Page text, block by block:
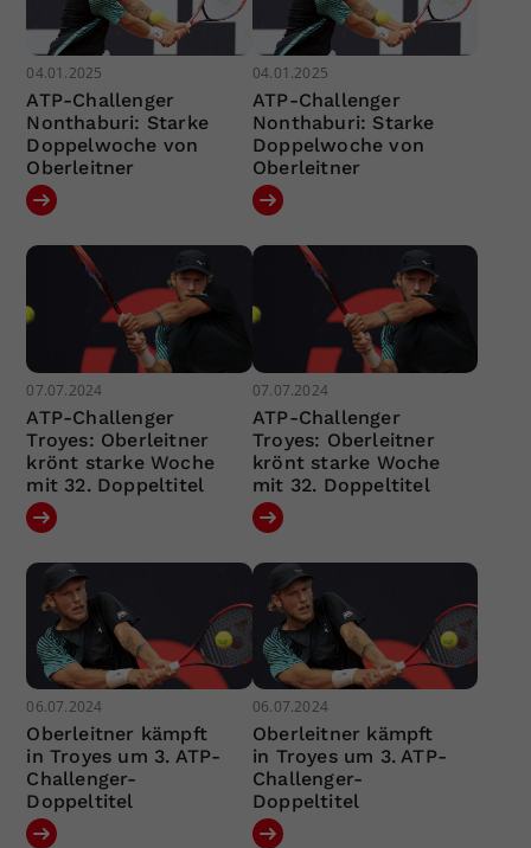
04.01.2025
ATP-Challenger
Nonthaburi: Starke
Doppelwoche von
Oberleitner
04.01.2025
ATP-Challenger
Nonthaburi: Starke
Doppelwoche von
Oberleitner
07.07.2024
ATP-Challenger
Troyes: Oberleitner
krönt starke Woche
mit 32. Doppeltitel
07.07.2024
ATP-Challenger
Troyes: Oberleitner
krönt starke Woche
mit 32. Doppeltitel
06.07.2024
Oberleitner kämpft
in Troyes um 3. ATP-
Challenger-
Doppeltitel
06.07.2024
Oberleitner kämpft
in Troyes um 3. ATP-
Challenger-
Doppeltitel